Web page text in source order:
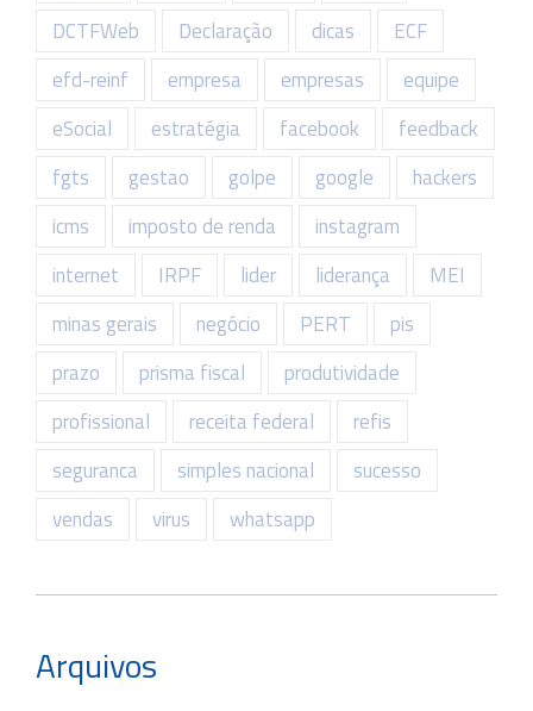
DCTFWeb
Declaração dicas
ECF
efd-reinf
empresa empresas
equipe
eSocial
estratégia facebook
feedback
fgts
gestao golpe google
hackers
icms
imposto de renda
instagram
internet
IRPF lider liderança
MEI
minas gerais
negócio PERT
pis
prazo
prisma fiscal
produtividade
profissional
receita federal
refis
seguranca
simples nacional
sucesso
vendas
virus whatsapp
Arquivos